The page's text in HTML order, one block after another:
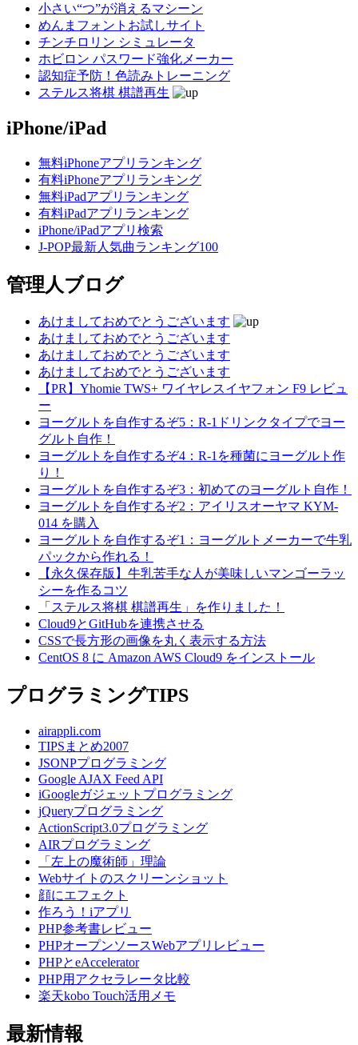
小さい“つ”が消えるマシーン
めんまフォントお試しサイト
チンチロリン シミュレータ
ホビロン パスワード強化メーカー
認知症予防！色読みトレーニング
ステルス将棋 棋譜再生
iPhone/iPad
無料iPhoneアプリランキング
有料iPhoneアプリランキング
無料iPadアプリランキング
有料iPadアプリランキング
iPhone/iPadアプリ検索
J-POP最新人気曲ランキング100
管理人ブログ
あけましておめでとうございます
あけましておめでとうございます
あけましておめでとうございます
あけましておめでとうございます
【PR】Yhomie TWS+ ワイヤレスイヤフォン F9 レビュ
ー
ヨーグルトを自作するぞ5：R-1ドリンクタイプでヨー
グルト自作！
ヨーグルトを自作するぞ4：R-1を種菌にヨーグルト作
り！
ヨーグルトを自作するぞ3：初めてのヨーグルト自作！
ヨーグルトを自作するぞ2：アイリスオーヤマ KYM-
014 を購入
ヨーグルトを自作するぞ1：ヨーグルトメーカーで牛乳
パックから作れる！
【永久保存版】牛乳苦手な人が美味しいマンゴーラッ
シーを作るコツ
「ステルス将棋 棋譜再生」を作りました！
Cloud9とGitHubを連携させる
CSSで長方形の画像を丸く表示する方法
CentOS 8 に Amazon AWS Cloud9 をインストール
プログラミングTIPS
airappli.com
TIPSまとめ2007
JSONPプログラミング
Google AJAX Feed API
iGoogleガジェットプログラミング
jQueryプログラミング
ActionScript3.0プログラミング
AIRプログラミング
「左上の魔術師」理論
Webサイトのスクリーンショット
顔にエフェクト
作ろう！iアプリ
PHP参考書レビュー
PHPオープンソースWebアプリレビュー
PHPとeAccelerator
PHP用アクセラレータ比較
楽天kobo Touch活用メモ
最新情報